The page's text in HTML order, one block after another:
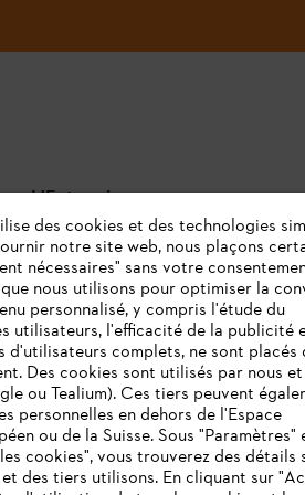
L'Entreprise
À propos de nous
Catalogue
Informations aux fournisseurs
Système d'alerte STIHL
des cookies et des technologies
notre site web, nous plaçons
nécessaires" sans votre
nous utilisons pour optimiser la
personnalisé, y compris l'étude du
utilisateurs, l'efficacité de la publicité
complets, ne sont placés
Des cookies sont utilisés par nous
ou Tealium). Ces tiers peuvent
personnelles en dehors de l'Espace
ou de la Suisse. Sous "Paramètres"
cookies", vous trouverez des détails
des tiers utilisons. En cliquant sur